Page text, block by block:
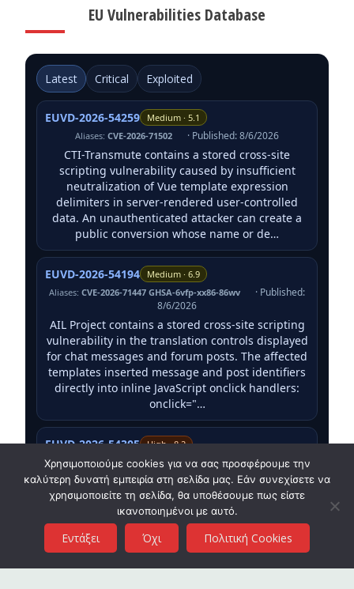
EU Vulnerabilities Database
Latest Critical Exploited
EUVD-2026-54259
Medium · 5.1
Aliases: CVE-2026-71502 · Published: 8/6/2026
CTI-Transmute contains a stored cross-site
scripting vulnerability caused by insufficient
neutralization of Vue template expression
delimiters in server-rendered user-controlled
data. An unauthenticated attacker can create a
public conversion whose name or de…
EUVD-2026-54194
Medium · 6.9
Aliases: CVE-2026-71447 GHSA-6vfp-xx86-86wv
· Published:
8/6/2026
AIL Project contains a stored cross-site scripting
vulnerability in the translation controls displayed
for chat messages and forum posts. The affected
templates inserted message and post identifiers
directly into inline JavaScript onclick handlers:
onclick="…
EUVD-2026-54305 High · 8.2
Aliases:GHSA-mcpq-xxxj-mc69 CVE-2026-71445
· Published:
8/6/2026
AIL Framework contained a reflected cross-site
scripting vulnerability in the /tag/add_tags
endpoint. When an error occurred while
processing a tag operation, the application
Χρησιμοποιούμε cookies για να σας προσφέρουμε την
καλύτερη δυνατή εμπειρία στη σελίδα μας. Εάν συνεχίσετε να
χρησιμοποιείτε τη σελίδα, θα υποθέσουμε πως είστε
ικανοποιημένοι με αυτό.
Εντάξει Όχι Πολιτική Cookies